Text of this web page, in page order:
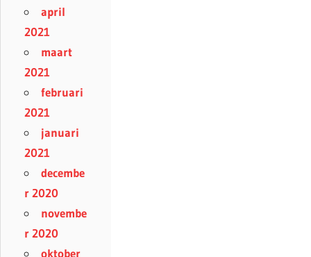
april
2021
maart
2021
februari
2021
januari
2021
decembe
r 2020
novembe
r 2020
oktober